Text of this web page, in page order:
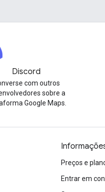
Discord
com outros
sobre a
Google Maps.
Preços e
Entrar em